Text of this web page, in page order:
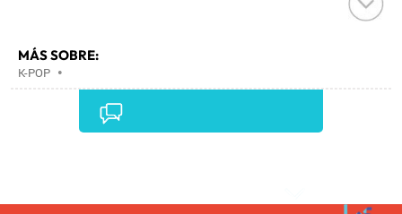
MÁS SOBRE:
K-POP •